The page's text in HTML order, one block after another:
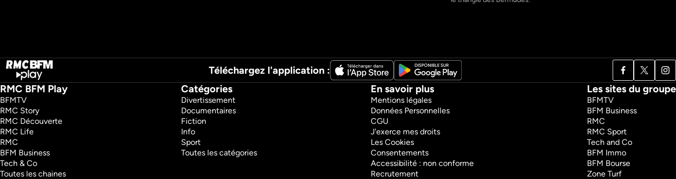
Téléchargez l'application :
RMC BFM Play
BFMTV
RMC Story
RMC Découverte
RMC Life
RMC
BFM Business
Tech & Co
Toutes les chaines
Catégories
Divertissement
Documentaires
Fiction
Info
Sport
Toutes les catégories
En savoir plus
Mentions légales
Données Personnelles
CGU
J'exerce mes droits
Les Cookies
Consentements
Accessibilité : non conforme
Recrutement
Les sites du groupe
BFMTV
BFM Business
RMC
RMC Sport
Tech and Co
BFM Immo
BFM Bourse
Zone Turf